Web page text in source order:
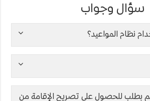
سؤال وجواب
نظام المواعيد؟
بطلب للحصول على تصريح الإقامة من